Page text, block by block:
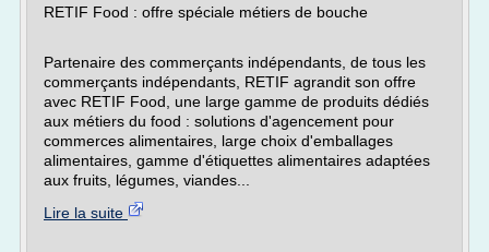
RETIF Food : offre spéciale métiers de bouche
Partenaire des commerçants indépendants, de tous les
commerçants indépendants, RETIF agrandit son offre
avec RETIF Food, une large gamme de produits dédiés
aux métiers du food : solutions d'agencement pour
commerces alimentaires, large choix d'emballages
alimentaires, gamme d'étiquettes alimentaires adaptées
aux fruits, légumes, viandes...
Lire la suite